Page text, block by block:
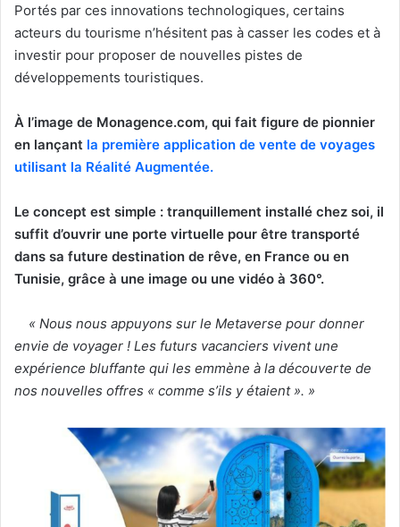
Portés par ces innovations technologiques, certains
acteurs du tourisme n’hésitent pas à casser les codes et à
investir pour proposer de nouvelles pistes de
développements touristiques.
À l’image de Monagence.com, qui fait figure de pionnier
en lançant la première application de vente de voyages
utilisant la Réalité Augmentée.
Le concept est simple : tranquillement installé chez soi, il
suffit d’ouvrir une porte virtuelle pour être transporté
dans sa future destination de rêve, en France ou en
Tunisie, grâce à une image ou une vidéo à 360°.
« Nous nous appuyons sur le Metaverse pour donner
envie de voyager ! Les futurs vacanciers vivent une
expérience bluffante qui les emmène à la découverte de
nos nouvelles offres « comme s’ils y étaient ». »